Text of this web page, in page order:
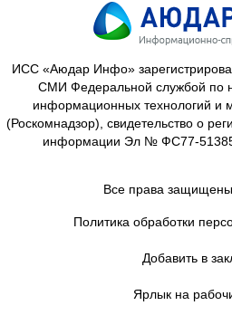
ИСС «Аюдар Инфо»
СМИ Федеральной службой по
информационных технологий и
(Роскомнадзор), свидетельство о
информации Эл № ФС77-51385
Все права
Политика обработки
Добавить в
Ярлык на